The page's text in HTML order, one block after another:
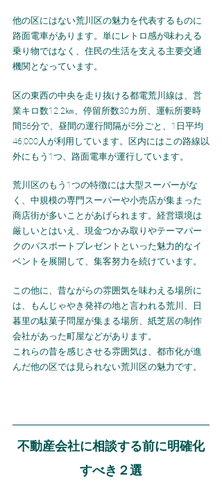
他の区にはない荒川区の魅力を代表するものに
路面電車があります。単にレトロ感が味わえる
乗り物ではなく、住民の生活を支える主要交通
機関となっています。
区の東西の中央を走り抜ける都電荒川線は、営
業キロ数12.2㎞、停留所数30カ所、運転所要時
間56分で、昼間の運行間隔が5分ごと、1日平均
46,000人が利用しています。区内にはこの路線以
外にもう1つ、路面電車が運行しています。
荒川区のもう1つの特徴には大型スーパーがな
く、中規模の専門スーパーや小売店が集まった
商店街が多いことがあげられます。経営環境は
厳しいとはいえ、現金つかみ取りやテーマパー
クのパスポートプレゼントといった魅力的なイ
ベントを展開して、集客努力を続けています。
この他に、昔ながらの雰囲気を味わえる場所に
は、もんじゃやき発祥の地と言われる荒川、日
暮里の駄菓子問屋が集まる場所、紙芝居の制作
会社があった町屋などがあります。
これらの昔を感じさせる雰囲気は、都市化が進
んだ他の区では見られない荒川区の魅力です。
不動産会社に相談する前に明確化
すべき２選